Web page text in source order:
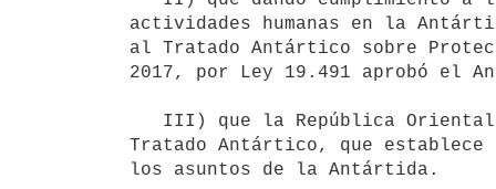
actividades humanas en la
al Tratado Antártico sobre
2017, por Ley 19.491 aprobó el
Tratado Antártico, que
los asuntos de la Antártida.